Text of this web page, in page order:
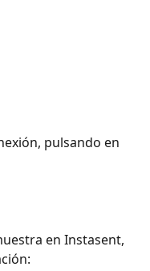
pulsando en
en Instasent,